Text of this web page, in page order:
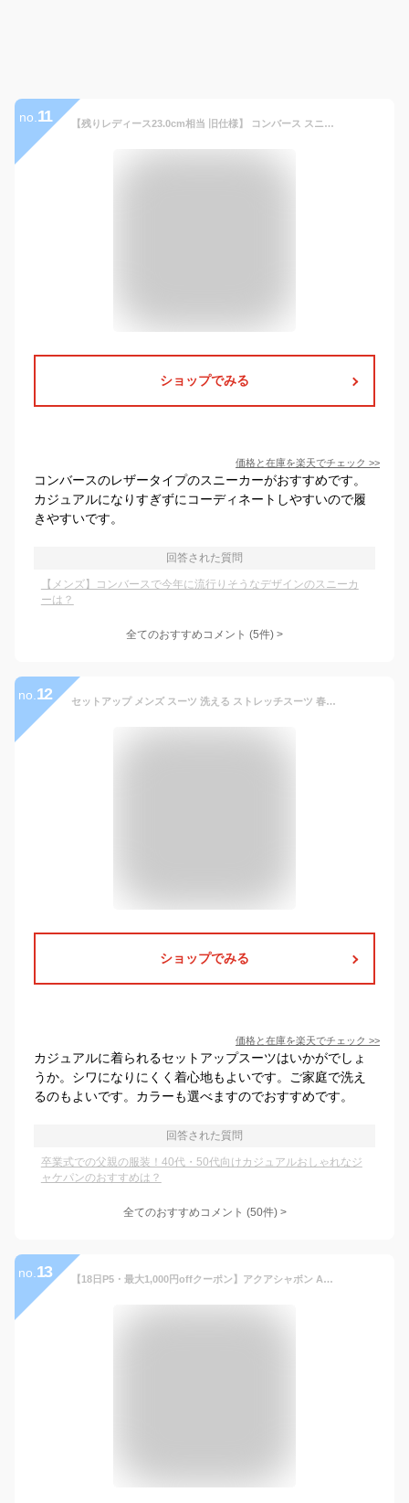
no. 11 【残りレディース23.0cm相当 旧仕様】 コンバース スニーカー レザー オールスター クップ ローカット ブラック 真っ黒 ハイブランド CONVERSE LEATHER ALL STAR COUPE OX BLACK CHUCK TAYLOR BLACKMONOCHROME
ショップでみる
価格と在庫を楽天でチェック >>
コンバースのレザータイプのスニーカーがおすすめです。
カジュアルになりすぎずにコーディネートしやすいので履
きやすいです。
回答された質問
【メンズ】コンバースで今年に流行りそうなデザインのスニーカ
ーは？
全てのおすすめコメント (5件) >
no. 12 セットアップ メンズ スーツ 洗える ストレッチスーツ 春 夏 秋 冬 AWC ブランド ストレッチ カジュアルスーツ オールシーズン ビジネス ビジネススーツ ウォッシャブル 大きいサイズ 自転車 通勤 オフィス カジュアル テレワーク 婚活 M/L/LL/3L ベージュ/ネイビー/ブラック
ショップでみる
価格と在庫を楽天でチェック >>
カジュアルに着られるセットアップスーツはいかがでしょ
うか。シワになりにくく着心地もよいです。ご家庭で洗え
るのもよいです。カラーも選べますのでおすすめです。
回答された質問
卒業式での父親の服装！40代・50代向けカジュアルおしゃれなジ
ャケパンのおすすめは？
全てのおすすめコメント (50件) >
no. 13 【18日P5・最大1,000円offクーポン】アクアシャボン AQUA SAVON フレグランス 80ml [全8種] 送料無料＆おまけ付き【あす楽対応_14時まで】【EARTH】石鹸の香り ウォータリーシャンプー オードパルファム オードトワレ【人気 ブランド ギフト 誕生日 プレゼント】母の日